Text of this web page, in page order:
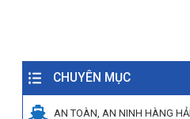
CHUYÊN MỤC
AN TOÀN, AN NINH HÀNG HẢI